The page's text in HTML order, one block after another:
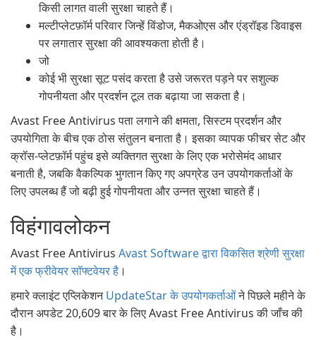
किसी लागत वाली सुरक्षा चाहते हैं।
मल्टीप्लेटफ़ॉर्म परिवार जिन्हें विंडोज, मैकओएस और एंड्रॉइड डिवाइस
पर लगातार सुरक्षा की आवश्यकता होती है।
जो
कोई भी सुरक्षा सूट पसंद करता है उसे जरूरत पड़ने पर सशुल्क
गोपनीयता और प्रदर्शन टूल तक बढ़ाया जा सकता है।
Avast Free Antivirus पता लगाने की क्षमता, सिस्टम प्रदर्शन और
उपयोगिता के बीच एक ठोस संतुलन बनाता है। इसका व्यापक फीचर सेट और
क्रॉस-प्लेटफ़ॉर्म पहुंच इसे व्यक्तिगत सुरक्षा के लिए एक भरोसेमंद आधार
बनाती है, जबकि वैकल्पिक भुगतान किए गए अपग्रेड उन उपयोगकर्ताओं के
लिए उपलब्ध हैं जो बढ़ी हुई गोपनीयता और उन्नत सुरक्षा चाहते हैं।
विहंगावलोकन
Avast Free Antivirus Avast Software द्वारा विकसित श्रेणी सुरक्षा
में एक फ्रीवेयर सॉफ्टवेयर है ।
हमारे क्लाइंट एप्लिकेशनUpdateStar के उपयोगकर्ताओंने पिछले महीने के
दौरान अपडेट 20,609 बार के लिए Avast Free Antivirus की जाँच की
है।